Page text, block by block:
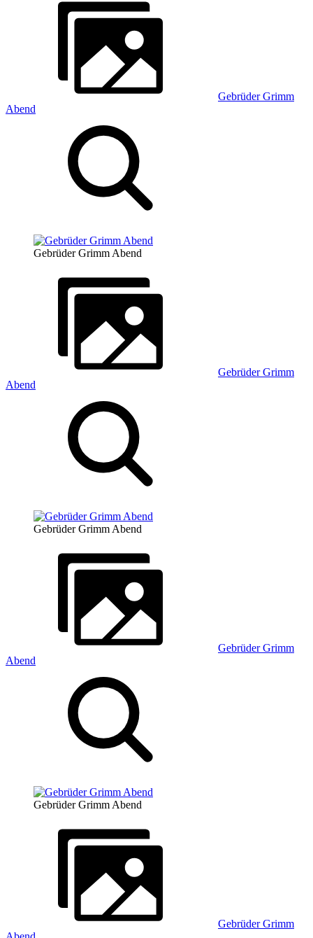
Gebrüder Grimm
Abend
Gebrüder Grimm Abend
Gebrüder Grimm
Abend
Gebrüder Grimm Abend
Gebrüder Grimm
Abend
Gebrüder Grimm Abend
Gebrüder Grimm